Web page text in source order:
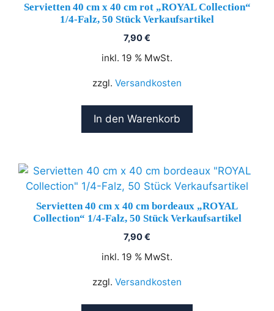
Servietten 40 cm x 40 cm rot „ROYAL Collection“
1/4-Falz, 50 Stück Verkaufsartikel
7,90€
inkl. 19 % MwSt.
zzgl. Versandkosten
In den Warenkorb
Servietten 40 cm x 40 cm bordeaux „ROYAL
Collection“ 1/4-Falz, 50 Stück Verkaufsartikel
7,90€
inkl. 19 % MwSt.
zzgl. Versandkosten